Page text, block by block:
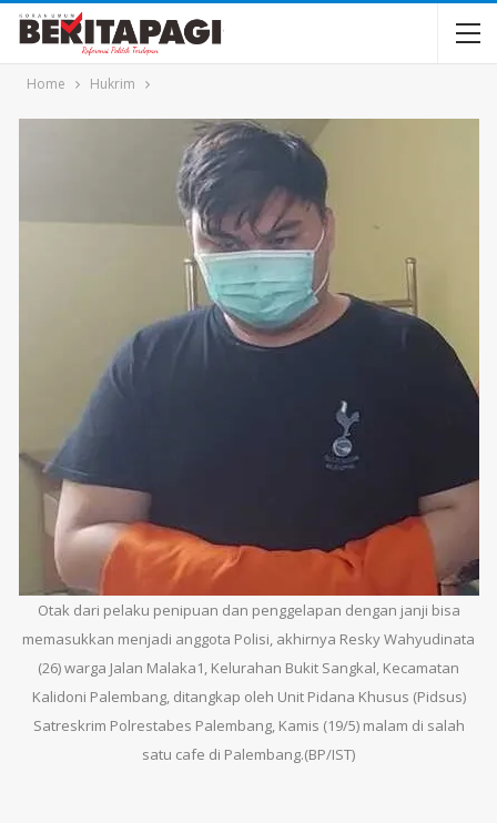
Home Hukrim
Otak dari pelaku penipuan dan penggelapan dengan janji bisa
memasukkan menjadi anggota Polisi, akhirnya Resky Wahyudinata
(26) warga Jalan Malaka1, Kelurahan Bukit Sangkal, Kecamatan
Kalidoni Palembang, ditangkap oleh Unit Pidana Khusus (Pidsus)
Satreskrim Polrestabes Palembang, Kamis (19/5) malam di salah
satu cafe di Palembang.(BP/IST)